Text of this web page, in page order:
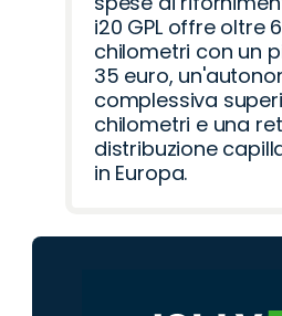
i20 GPL offre oltre
chilometri con un
35 euro,
complessiva
chilometri e una
distribuzione
in Europa.